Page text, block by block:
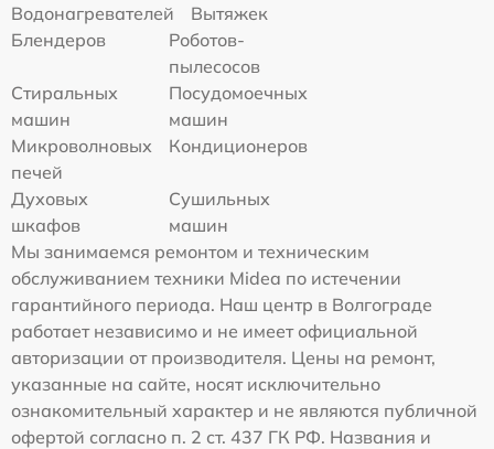
Водонагревателей
Вытяжек
Блендеров
Роботов-
пылесосов
Стиральных
машин
Посудомоечных
машин
Микроволновых
печей
Кондиционеров
Духовых
шкафов
Сушильных
машин
Мы занимаемся ремонтом и техническим
обслуживанием техники Midea по истечении
гарантийного периода. Наш центр в Волгограде
работает независимо и не имеет официальной
авторизации от производителя. Цены на ремонт,
указанные на сайте, носят исключительно
ознакомительный характер и не являются публичной
офертой согласно п. 2 ст. 437 ГК РФ. Названия и